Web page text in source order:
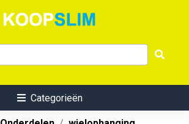
Categorieën